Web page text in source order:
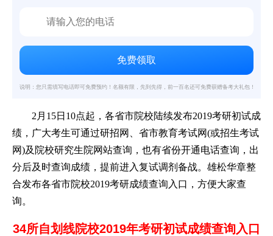
说明：您只需填写电话即可免费预约！名额有限，先到先得，前一百名还可免费获赠备考大礼包！
2月15日10点起，各省市院校陆续发布2019考研初试成
绩，广大考生可通过研招网、省市教育考试网(或招生考试
网)及院校研究生院网站查询，也有省份开通电话查询，出
分后及时查询成绩，提前进入复试调剂备战。 雄松华章整
合发布各省市院校2019考研成绩查询入口，方便大家查
询。
34所自划线院校2019年考研初试成绩查询入口